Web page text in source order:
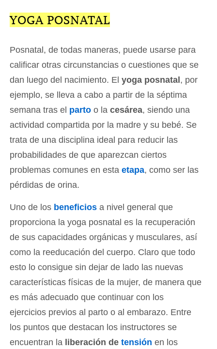
YOGA POSNATAL
Posnatal, de todas maneras, puede usarse para
calificar otras circunstancias o cuestiones que se
dan luego del nacimiento. El yoga posnatal , por
ejemplo, se lleva a cabo a partir de la séptima
semana tras el parto o la cesárea, siendo una
actividad compartida por la madre y su bebé. Se
trata de una disciplina ideal para reducir las
probabilidades de que aparezcan ciertos
problemas comunes en esta etapa, como ser las
pérdidas de orina.
Uno de los beneficios a nivel general que
proporciona la yoga posnatal es la recuperación
de sus capacidades orgánicas y musculares, así
como la reeducación del cuerpo. Claro que todo
esto lo consigue sin dejar de lado las nuevas
características físicas de la mujer, de manera que
es más adecuado que continuar con los
ejercicios previos al parto o al embarazo. Entre
los puntos que destacan los instructores se
encuentran la liberación de tensión en los